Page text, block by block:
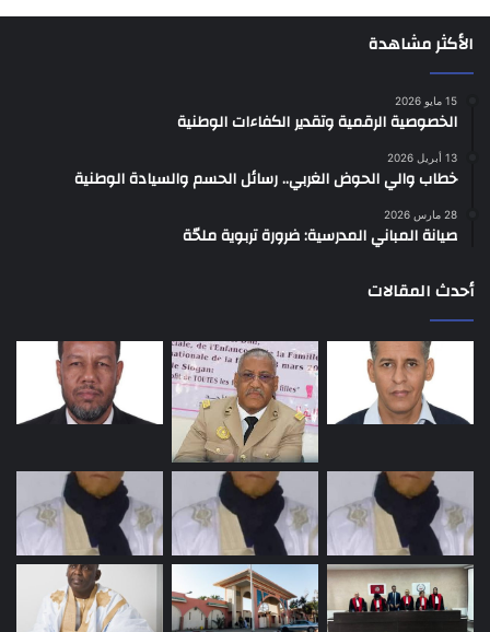
الأكثر مشاهدة
15 مايو 2026
الخصوصية الرقمية وتقدير الكفاءات الوطنية
13 أبريل 2026
خطاب والي الحوض الغربي.. رسائل الحسم والسيادة الوطنية
28 مارس 2026
صيانة المباني المدرسية: ضرورة تربوية ملحّة
أحدث المقالات